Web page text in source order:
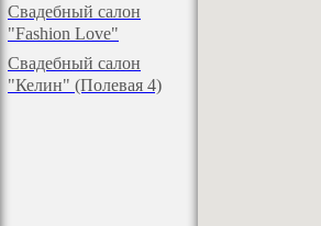
Свадебный салон
"Fashion Love"
Свадебный салон
"Келин" (Полевая 4)